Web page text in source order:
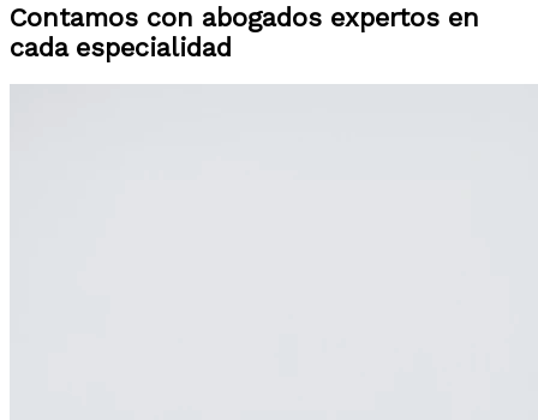
Contamos con abogados expertos en
cada especialidad